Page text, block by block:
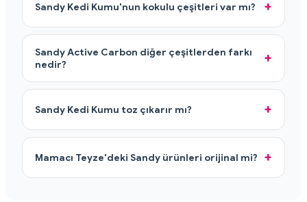
Sandy Kedi Kumu'nun kokulu çeşitleri var mı?
Sandy Active Carbon diğer çeşitlerden farkı
nedir?
Sandy Kedi Kumu toz çıkarır mı?
Mamacı Teyze'deki Sandy ürünleri orijinal mi?